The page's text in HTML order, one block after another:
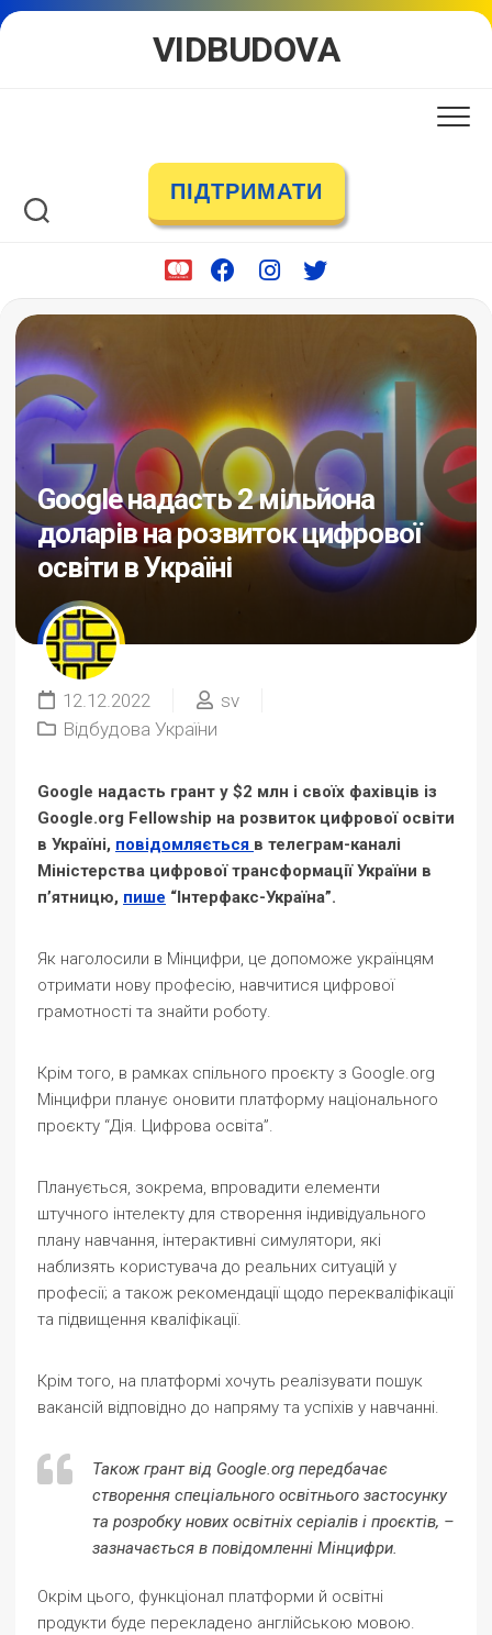
Skip
VIDBUDOVA
ПІДТРИМАТИ
Google надасть 2 мільйона
доларів на розвиток цифрової
освіти в Україні
12.12.2022
sv
Відбудова України
Google надасть грант у $2 млн і своїх фахівців із
Google.org Fellowship на розвиток цифрової освіти
в Україні, повідомляється в телеграм-каналі
Міністерства цифрової трансформації України в
п’ятницю, пише “Інтерфакс-Україна”.
Як наголосили в Мінцифри, це допоможе українцям
отримати нову професію, навчитися цифрової
грамотності та знайти роботу.
Крім того, в рамках спільного проєкту з Google.org
Мінцифри планує оновити платформу національного
проєкту “Дія. Цифрова освіта”.
Планується, зокрема, впровадити елементи
штучного інтелекту для створення індивідуального
плану навчання, інтерактивні симулятори, які
наблизять користувача до реальних ситуацій у
професії; а також рекомендації щодо перекваліфікації
та підвищення кваліфікації.
Крім того, на платформі хочуть реалізувати пошук
вакансій відповідно до напряму та успіхів у навчанні.
Також грант від Google.org передбачає
створення спеціального освітнього застосунку
та розробку нових освітніх серіалів і проєктів, –
зазначається в повідомленні Мінцифри.
Окрім цього, функціонал платформи й освітні
продукти буде перекладено англійською мовою.